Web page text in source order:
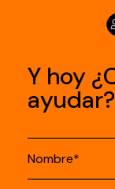
Y hoy
ayudar?